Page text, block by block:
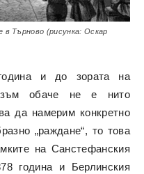
Търново (рисунка: Оскар
и до зората на
обаче не е нито
да намерим конкретно
„раждане“, то това
на Санстефанския
година и Берлинския